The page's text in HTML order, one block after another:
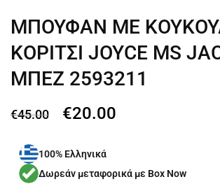
ΜΠΟΥΦΑΝ ΜΕ
ΚΟΡΙΤΣΙ JOYCE MS
ΜΠΕΖ 2593211
€45.00 €20.00
100% Ελληνικά
Δωρεάν μεταφορικά με Box Now